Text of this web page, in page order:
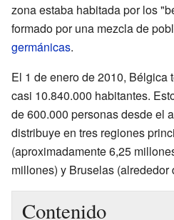
zona estaba habitada por los
formado por una mezcla de
germánicas.
El 1 de enero de 2010, Bélgica
casi 10.840.000 habitantes.
de 600.000 personas desde el
distribuye en tres regiones
(aproximadamente 6,25
millones) y Bruselas (alrededor
Contenido